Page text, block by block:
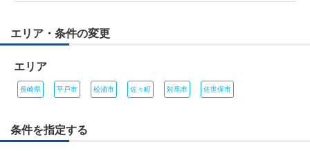
エリア・条件の変更
エリア
長崎県 平戸市 松浦市 佐々町 対馬市 佐世保市
条件を指定する